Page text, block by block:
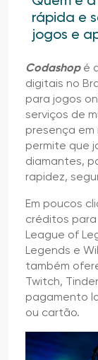
rápida e
jogos e
Codashopé
digitais no
para jogos
serviços de
presença em
permite que
diamantes,
rapidez,
Em poucos
créditos para
League of
Legends e
também
Twitch,
pagamento
ou cartão.